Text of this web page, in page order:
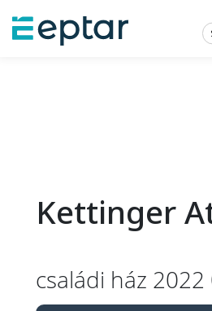
Kettinger
családi ház 2022